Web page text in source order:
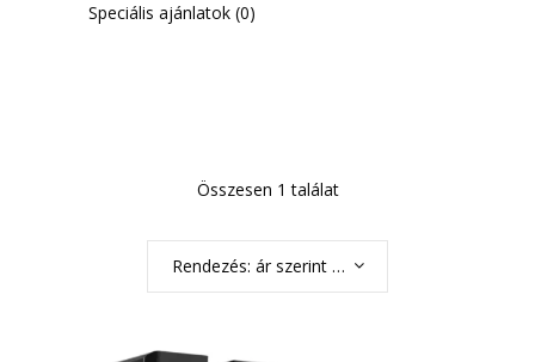
Speciális ajánlatok (0)
Összesen 1 találat
Rendezés: ár szerint növekvő